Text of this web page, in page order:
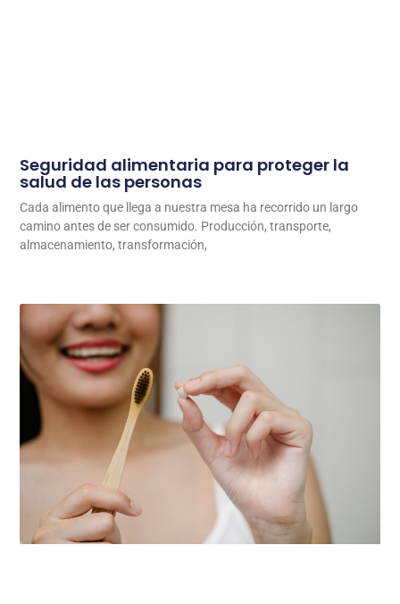
Seguridad alimentaria para proteger la
salud de las personas
Cada alimento que llega a nuestra mesa ha recorrido un largo
camino antes de ser consumido. Producción, transporte,
almacenamiento, transformación,